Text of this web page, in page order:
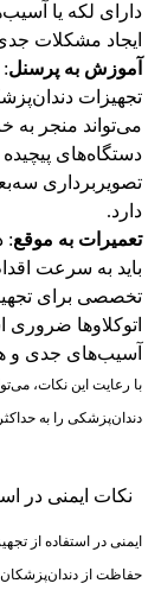
دارای لکه یا
ایجاد مشکلات
آموزش به پرسنل
تجهیزات
می‌تواند منجر به
دستگاه‌های
تصویربرداری
دارد​.
تعمیرات به موقع:
باید به سرعت
تخصصی برای
اتوکلاوها ضروری
آسیب‌های جدی و
با رعایت این نکات،
دندان‌پزشکی را به
نکات ایمنی در
ایمنی در استفاده از
حفاظت از دندان‌پزشکان